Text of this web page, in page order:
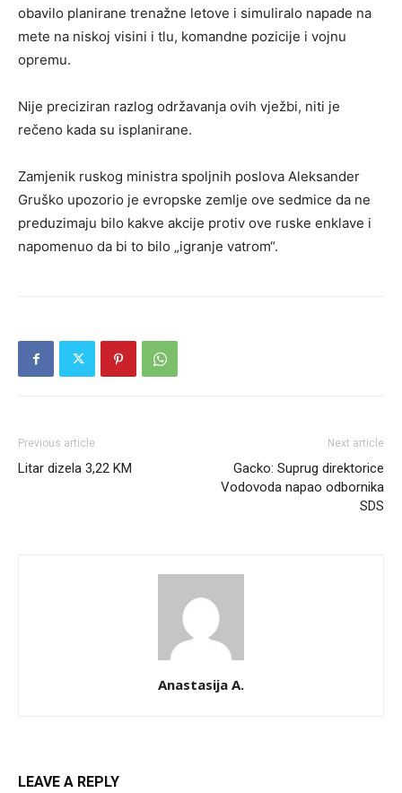
obavilo planirane trenažne letove i simuliralo napade na
mete na niskoj visini i tlu, komandne pozicije i vojnu
opremu.
Nije preciziran razlog održavanja ovih vježbi, niti je
rečeno kada su isplanirane.
Zamjenik ruskog ministra spoljnih poslova Aleksander
Gruško upozorio je evropske zemlje ove sedmice da ne
preduzimaju bilo kakve akcije protiv ove ruske enklave i
napomenuo da bi to bilo „igranje vatrom“.
Previous article
Litar dizela 3,22 KM
Next article
Gacko: Suprug direktorice
Vodovoda napao odbornika
SDS
Anastasija A.
LEAVE A REPLY